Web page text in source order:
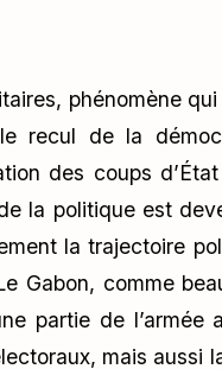
phénomène
recul de la
des coups
la politique est
la trajectoire
Gabon, comme
partie de l’armée
mais aussi